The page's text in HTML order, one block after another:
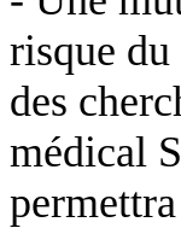
risque
des
médical